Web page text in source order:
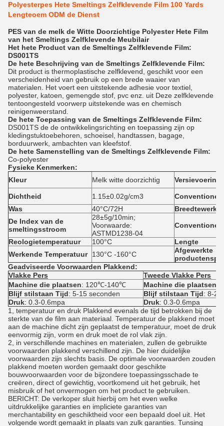
Polyesterpes Hete Smeltings Zelfklevende Film 100 Yards
Lengteoem ODM de Dienst
PES van de melk de Witte Doorzichtige Polyester Hete Film
van het Smeltings Zelfklevende Meubilair
Het hete Product van de Smeltings Zelfklevende Film:
DS001TS
De hete Beschrijving van de Smeltings Zelfklevende Film:
Dit product is thermoplastische zelfklevend, geschikt voor een
verscheidenheid van gebruik op een brede waaier van
materialen. Het voert een uitstekende adhesie voor textiel,
polyester, katoen, gemengde stof, pvc enz. uit Deze zelfklevende
tentoongesteld voorwerp uitstekende was en chemisch
reinigenweerstand.
De hete Toepassing van de Smeltings Zelfklevende Film:
DS001TS de de ontwikkelingsrichting en toepassing zijn op
kledingstuktoebehoren, schoeisel, handtassen, bagage,
borduurwerk, ambachten van kleefstof.
De hete Samenstelling van de Smeltings Zelfklevende Film:
Co-polyester
Fysieke Kenmerken:
Kleur
Melk witte doorzichtig Versievoering
Dichtheid 1.15±0.02g/cm3
Was
40°C/72H
De Index van de
smeltingsstroom
28±5g/10min;
Voorwaarde:
ASTMD1238-04
Reologietemperatuur 100°C
Lengte
Werkende Temperatuur
130°C -160°C
Afgewerkte
Geadviseerde Voorwaarden Plakkend:
Vlakke Pers
Tweede Vlakke Pers
Machine die plaatsen: 120℃-140℃ Machine die plaatsen
Blijf stilstaan Tijd: 5-15 seconden Blijf stilstaan Tijd: 8-
Druk: 0.3-0.6mpa Druk: 0.3-0.6mpa
1, temperatuur en druk Plakkend evenals de tijd betrokken bij de
sterkte van de film aan materiaal. Temperatuur de plakkend moet
aan de machine dicht zijn geplaatst de temperatuur, moet de druk
eenvormig zijn, vorm en druk moet de rol vlak zijn.
2, in verschillende machines en materialen, zullen de gebruikte
voorwaarden plakkend verschillend zijn. De hier duidelijke
voorwaarden zijn slechts basis. De optimale voorwaarden zouden
plakkend moeten worden gemaakt door geschikte
bouwvoorwaarden voor de bijzondere toepassingsschade te
creëren, direct of gewichtig, voortkomend uit het gebruik, het
misbruik of het onvermogen om het product te gebruiken.
BERICHT: De verkoper sluit hierbij om het even welke
uitdrukkelijke garanties en impliciete garanties van
merchantability en geschiktheid voor een bepaald doel uit. Het
volgende wordt gemaakt in plaats van zulk garanties. Tunsing